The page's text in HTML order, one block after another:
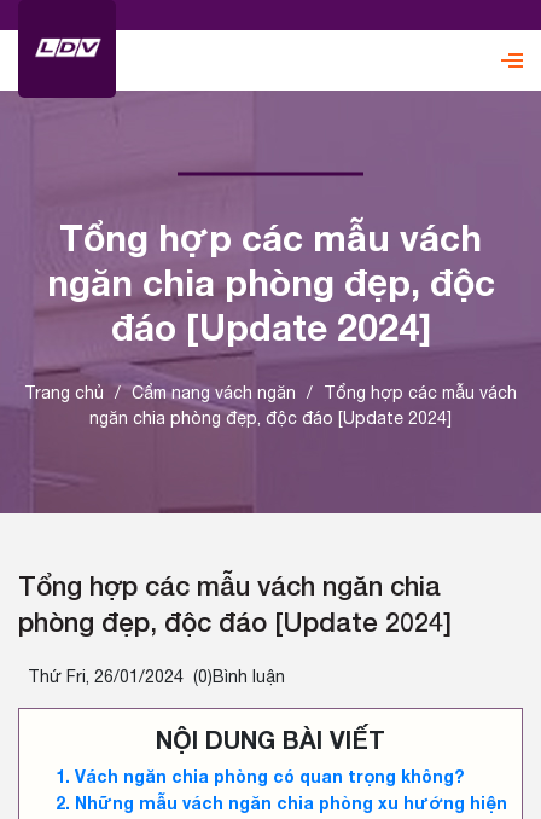
Tổng hợp các mẫu vách
ngăn chia phòng đẹp, độc
đáo [Update 2024]
Trang chủ / Cẩm nang vách ngăn /
Tổng hợp các mẫu vách
ngăn chia phòng đẹp, độc đáo [Update 2024]
Tổng hợp các mẫu vách ngăn chia
phòng đẹp, độc đáo [Update 2024]
Thứ Fri, 26/01/2024 (0)Bình luận
NỘI DUNG BÀI VIẾT
Vách ngăn chia phòng có quan trọng không?
Những mẫu vách ngăn chia phòng xu hướng hiện